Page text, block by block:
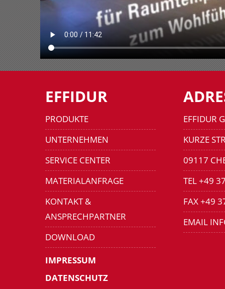
EFFIDUR
PRODUKTE
UNTERNEHMEN
SERVICE CENTER
MATERIALANFRAGE
KONTAKT &
ANSPRECHPARTNER
DOWNLOAD
IMPRESSUM
DATENSCHUTZ
EFFIDUR
KURZE
09117
TEL +49
FAX +49
EMAIL